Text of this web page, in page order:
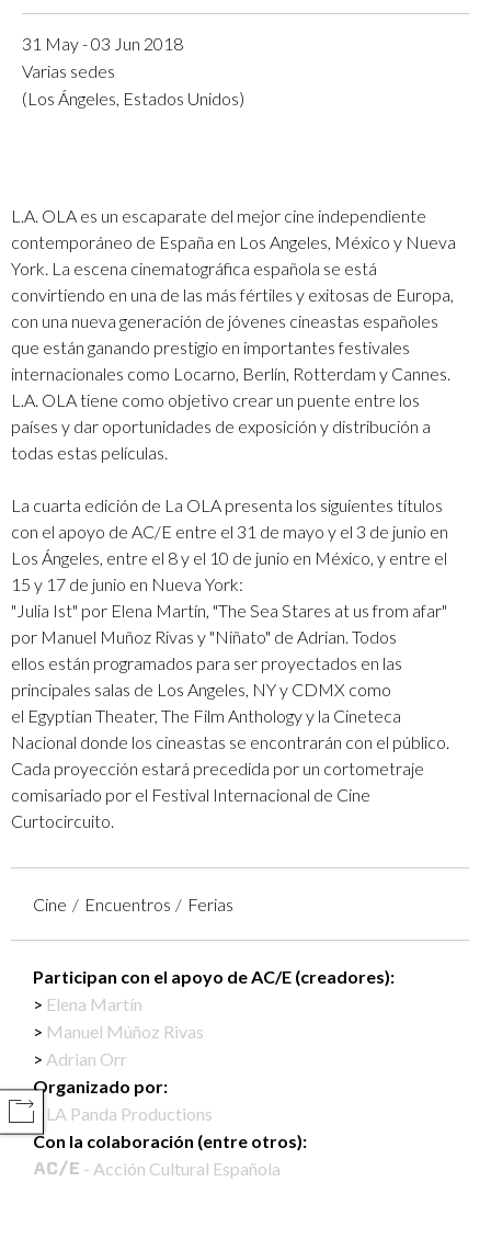
COMPARTIR
31 May - 03 Jun 2018
Varias sedes
(Los Ángeles, Estados Unidos)
L.A. OLA es un escaparate del mejor cine independiente
contemporáneo de España en Los Angeles, México y Nueva
York. La escena cinematográfica española se está
convirtiendo en una de las más fértiles y exitosas de Europa,
con una nueva generación de jóvenes cineastas españoles
que están ganando prestigio en importantes festivales
internacionales como Locarno, Berlín, Rotterdam y Cannes.
L.A. OLA tiene como objetivo crear un puente entre los
países y dar oportunidades de exposición y distribución a
todas estas películas.
La cuarta edición de La OLA presenta los siguientes títulos
con el apoyo de AC/E entre el 31 de mayo y el 3 de junio en
Los Ángeles, entre el 8 y el 10 de junio en México, y entre el
15 y 17 de junio en Nueva York:
"Julia Ist" por Elena Martín, "The Sea Stares at us from afar"
por Manuel Muñoz Rivas y "Niñato" de Adrian. Todos
ellos están programados para ser proyectados en las
principales salas de Los Angeles, NY y CDMX como
el Egyptian Theater, The Film Anthology y la Cineteca
Nacional donde los cineastas se encontrarán con el público.
Cada proyección estará precedida por un cortometraje
comisariado por el Festival Internacional de Cine
Curtocircuito.
Cine Encuentros Ferias
Participan con el apoyo de AC/E (creadores):
Elena Martín
Manuel Múñoz Rivas
Adrian Orr
Organizado por:
LA Panda Productions
Con la colaboración (entre otros):
- Acción Cultural Española